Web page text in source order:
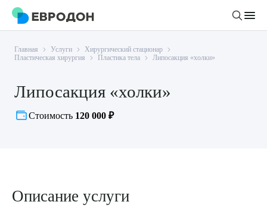
Личный кабинет
О компании
Новости
Врачам
Врачи
Лабораторная диагностика
Подготовка к анализам
Главная Услуги
Хирургический стационар
Пластическая хирургия
Пластика тела Липосакция «холки»
Липосакция «холки»
Стоимость 120 000 ₽
Описание услуги